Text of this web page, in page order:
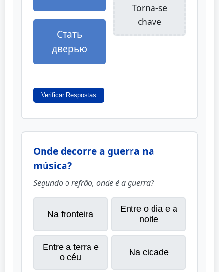
Стать
дверью
Torna-se
chave
Verificar Respostas
Onde decorre a guerra na
música?
Segundo o refrão, onde é a guerra?
Na fronteira
Entre o dia e a
noite
Entre a terra e
o céu
Na cidade